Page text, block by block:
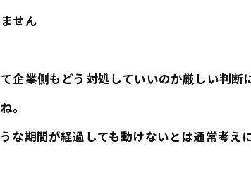
せん
企業側もどう対処していいのか厳しい判断
。
な期間が経過しても動けないとは通常考え